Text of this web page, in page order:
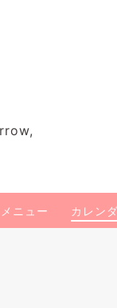
メニュー カレン